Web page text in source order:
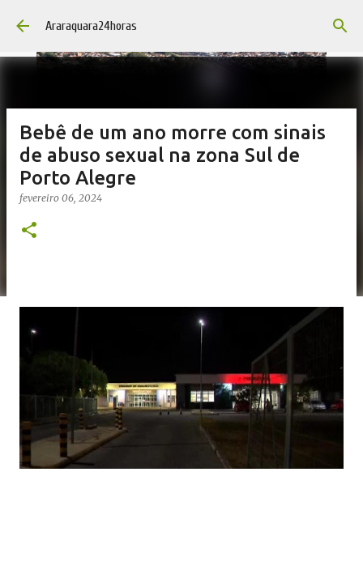
Pular para o conteúdo principal
Araraquara24horas
Bebê de um ano morre com sinais
de abuso sexual na zona Sul de
Porto Alegre
fevereiro 06, 2024